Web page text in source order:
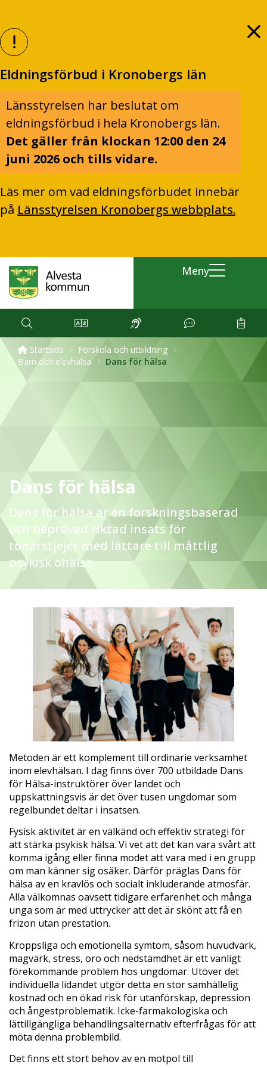
Eldningsförbud i Kronobergs län
Länsstyrelsen har beslutat om
eldningsförbud i hela Kronobergs län.
Det gäller från klockan 12:00 den 24
juni 2026 och tills vidare.
Läs mer om vad eldningsförbudet innebär
på Länsstyrelsen Kronobergs webbplats.
Meny
Startsida
Förskola och utbildning
Barn och elevhälsa
Dans för hälsa
Dans för hälsa
Dans för hälsa är en forskningsbaserad
och beprövad riktad insats för
tonårstjejer med lättare till måttlig
psykisk ohälsa.
Metoden är ett komplement till ordinarie verksamhet
inom elevhälsan. I dag finns över 700 utbildade Dans
för Hälsa-instruktörer över landet och
uppskattningsvis är det över tusen ungdomar som
regelbundet deltar i insatsen.
Fysisk aktivitet är en välkänd och effektiv strategi för
att stärka psykisk hälsa. Vi vet att det kan vara svårt att
komma igång eller finna modet att vara med i en grupp
om man känner sig osäker. Därför präglas Dans för
hälsa av en kravlös och socialt inkluderande atmosfär.
Alla välkomnas oavsett tidigare erfarenhet och många
unga som är med uttrycker att det är skönt att få en
frizon utan prestation.
Kroppsliga och emotionella symtom, såsom huvudvärk,
magvärk, stress, oro och nedstämdhet är ett vanligt
förekommande problem hos ungdomar. Utöver det
individuella lidandet utgör detta en stor samhällelig
kostnad och en ökad risk för utanförskap, depression
och ångestproblematik. Icke-farmakologiska och
lättillgängliga behandlingsalternativ efterfrågas för att
möta denna problembild.
Det finns ett stort behov av en motpol till